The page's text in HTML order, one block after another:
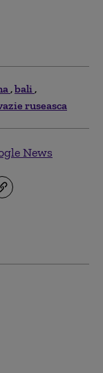
bali
ruseasca
News